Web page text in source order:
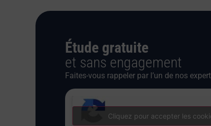
Étude gratuite
et sans engagement
Faites-vous rappeler par l’un de nos
Cliquez pour accepter les